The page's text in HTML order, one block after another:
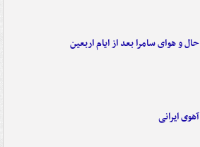
حال و هوای سامرا بعد از ایام اربعین
آهوی ایرانی